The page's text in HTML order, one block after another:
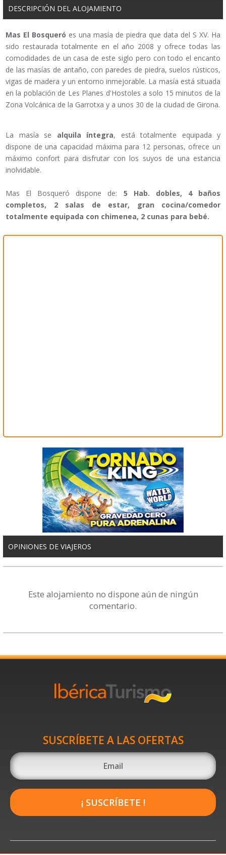
DESCRIPCIÓN DEL ALOJAMIENTO
Mas El Bosqueró es una masía de piedra que data del S XV. Ha
sido restaurada totalmente en el año 2008 y ofrece todas las
comodidades de un casa de este siglo pero con todo el encanto
de las masías de antaño, con paredes de piedra, suelos rústicos,
vigas de madera y un entorno inmejorable. La masía está situada
en la población de Les Planes d'Hostoles a solo 15 minutos de la
Zona Volcánica de la Garrotxa y a unos 30 de la ciudad de Girona.
La masía se alquila íntegra, está totalmente equipada y
dispone de una capacidad máxima para 12 personas, ofrece un
máximo confort para disfrutar con los suyos de una estancia
inolvidable.
Mas El Bosqueró dispone de: 5 Hab. dobles, 4 baños
completos, 2 salas de estar, gran cocina/comedor
totalmente equipada con chimenea, 2 cunas para bebé.
OPINIONES DE VIAJEROS
Este alojamiento no dispone aún de ningún
comentario.
SUSCRÍBETE A LAS OFERTAS
¡ SUSCRÍBETE !